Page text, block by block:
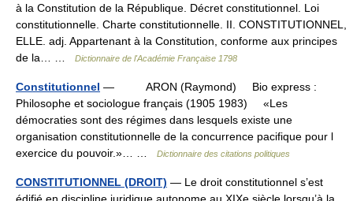
à la Constitution de la République. Décret constitutionnel. Loi
constitutionnelle. Charte constitutionnelle. II. CONSTITUTIONNEL,
ELLE. adj. Appartenant à la Constitution, conforme aux principes
de la… …
Dictionnaire de l'Académie Française 1798
Constitutionnel — ARON (Raymond) Bio express :
Philosophe et sociologue français (1905 1983) «Les
démocraties sont des régimes dans lesquels existe une
organisation constitutionnelle de la concurrence pacifique pour l
exercice du pouvoir.»… …
Dictionnaire des citations politiques
CONSTITUTIONNEL (DROIT) — Le droit constitutionnel s’est
édifié en discipline juridique autonome au XIXe siècle lorsqu’à la